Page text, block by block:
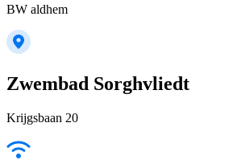
BW aldhem
Zwembad Sorghvliedt
Krijgsbaan 20